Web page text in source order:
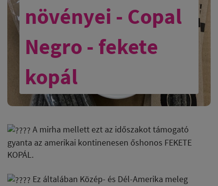
növényei - Copal
Negro - fekete
kopál
A mirha mellett ezt az időszakot támogató
gyanta az amerikai kontinenesen őshonos FEKETE
KOPÁL.
Ez általában Közép- és Dél-Amerika meleg